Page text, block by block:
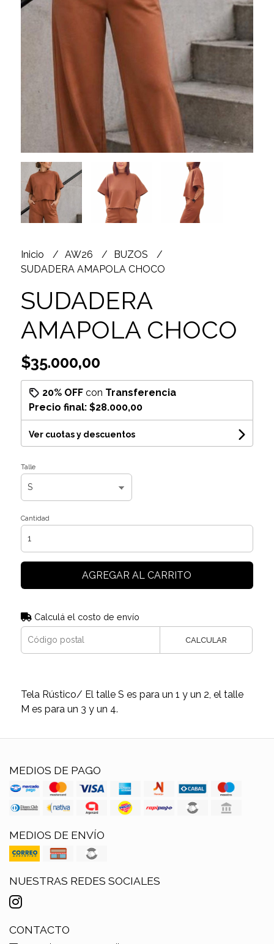
Inicio AW26
BUZOS
SUDADERA AMAPOLA CHOCO
SUDADERA
AMAPOLA CHOCO
$35.000,00
20% OFFcon Transferencia
Precio final: $28.000,00
Ver cuotas y descuentos
Talle
Cantidad
AGREGAR AL CARRITO
Calculá el costo de envío
CALCULAR
Tela Rústico/ El talle S es para un 1 y un 2, el talle
M es para un 3 y un 4.
MEDIOS DE PAGO
MEDIOS DE ENVÍO
NUESTRAS REDES SOCIALES
CONTACTO